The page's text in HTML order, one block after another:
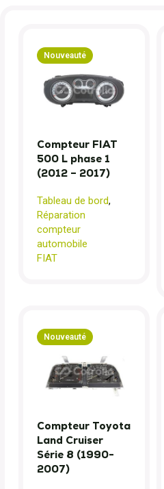
Nouveauté
Compteur FIAT
500 L phase 1
(2012 – 2017)
Tableau de bord,
Réparation
compteur
automobile
FIAT
Nouveauté
Compteur Toyota
Land Cruiser
Série 8 (1990-
2007)